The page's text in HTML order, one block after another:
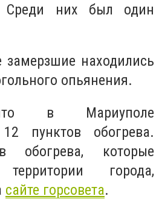
них был один
замерзшие находились
опьянения.
в Мариуполе
пунктов обогрева.
обогрева, которые
города,
сайте горсовета.